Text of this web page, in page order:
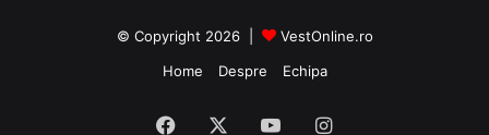
© Copyright 2026 |
VestOnline.ro
Home
Despre Echipa
Facebook YouTubeInstagram